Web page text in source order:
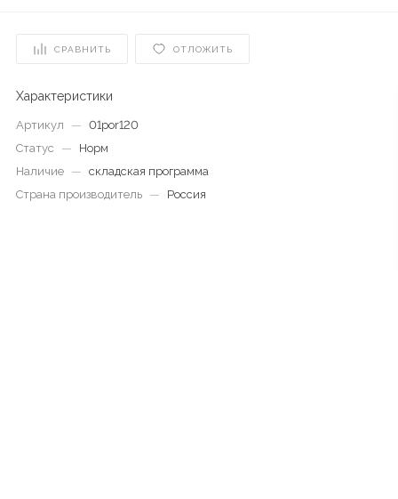
СРАВНИТЬ ОТЛОЖИТЬ
Характеристики
Артикул — 01por120
Статус
—
Норм
Наличие
— складская программа
Страна производитель
— Россия